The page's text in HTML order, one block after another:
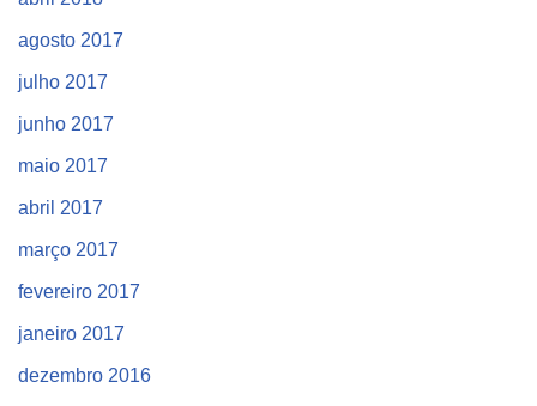
agosto 2017
julho 2017
junho 2017
maio 2017
abril 2017
março 2017
fevereiro 2017
janeiro 2017
dezembro 2016